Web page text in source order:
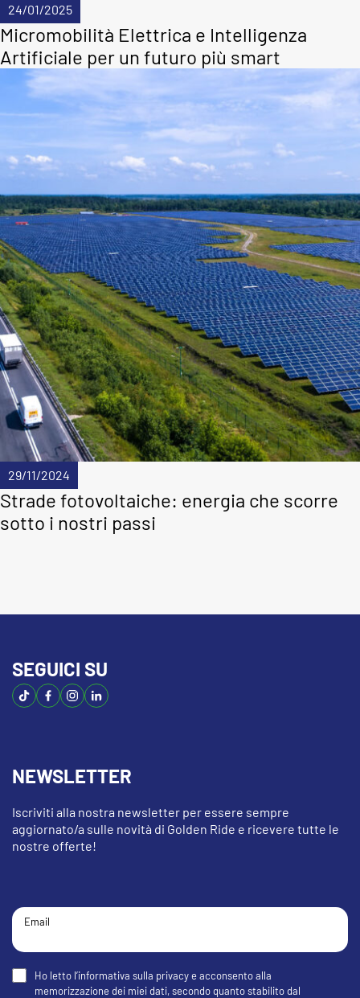
24/01/2025
Micromobilità Elettrica e Intelligenza
Artificiale per un futuro più smart
29/11/2024
Strade fotovoltaiche: energia che scorre
sotto i nostri passi
SEGUICI SU
NEWSLETTER
Iscriviti alla nostra newsletter per essere sempre
aggiornato/a sulle novità di Golden Ride e ricevere tutte le
nostre offerte!
Email
Ho letto l’informativa sulla privacy e acconsento alla
memorizzazione dei miei dati, secondo quanto stabilito dal